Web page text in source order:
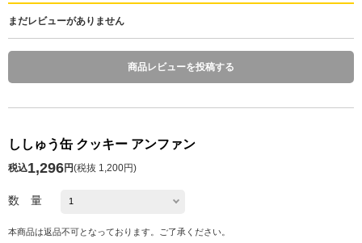
まだレビューがありません
商品レビューを投稿する
ししゅう缶 クッキー アンファン
税込1,296円(税抜 1,200円)
数 量
本商品は返品不可となっております。ご了承ください。